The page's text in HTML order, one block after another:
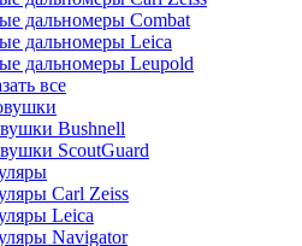
дальномеры Combat
дальномеры Leica
дальномеры Leupold
все
Bushnell
ScoutGuard
Carl Zeiss
Leica
Navigator